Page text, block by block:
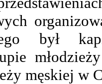
był
męskiej w